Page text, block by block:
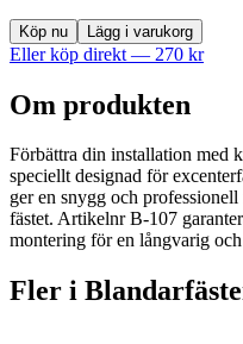
Köp nu Lägg i varukorg
Eller köp direkt — 270 kr
Om produkten
Förbättra din installation med
speciellt designad för
ger en snygg och
fästet. Artikelnr B-107
montering för en långvarig
Fler i